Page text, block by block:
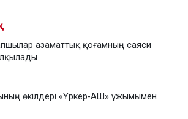
азаматтық қоғамның саяси
өкілдері «Үркер-АШ» ұжымымен